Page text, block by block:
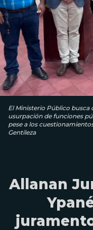
El Ministerio Público busca
usurpación de funciones
pese a los
Gentileza
Allanan